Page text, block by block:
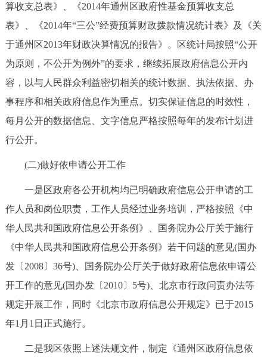
算收支总表》、《2014年通州区政府性基金预算收支总
表》、《2014年“三公”经费预算财政拨款情况统计表》及《关
于通州区2013年财政决算情况的报告》。区统计局按照“公开
为原则，不公开为例外”的要求，继续拓展政府信息公开内
容，以与人民群众利益密切相关的统计数据、执法依据、办
事程序和相关政府信息作为重点。切实保证信息的时效性，
每月公开的数据信息、文字信息严格按照每年的发布计划进
行公开。
(二)做好依申请公开工作
一是区政府各公开机构均已明确政府信息公开申请的工
作人员和岗位职责，工作人员经过业务培训，严格按照《中
华人民共和国政府信息公开条例》、国务院办公厅关于施行
《中华人民共和国政府信息公开条例》若干问题的意见(国办
发〔2008〕36号)、国务院办公厅关于做好政府信息依申请公
开工作的意见(国办发〔2010〕5号)、北京市行政问责办法等
规定开展工作，同时《北京市政府信息公开规定》已于2015
年1月1日正式施行。
二是我区依照上述法规文件，制定《通州区政府信息依